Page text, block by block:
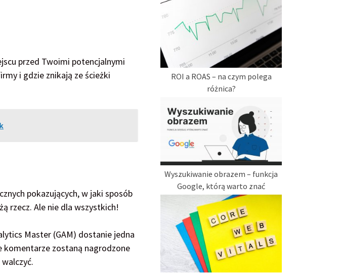
przed Twoimi potencjalnymi
i gdzie znikają ze ścieżki
pokazujących, w jaki sposób
rzecz. Ale nie dla wszystkich!
Master (GAM) dostanie jedna
komentarze zostaną nagrodzone
ROI a ROAS – na czym polega
różnica?
Wyszukiwanie obrazem – funkcja
Google, którą warto znać